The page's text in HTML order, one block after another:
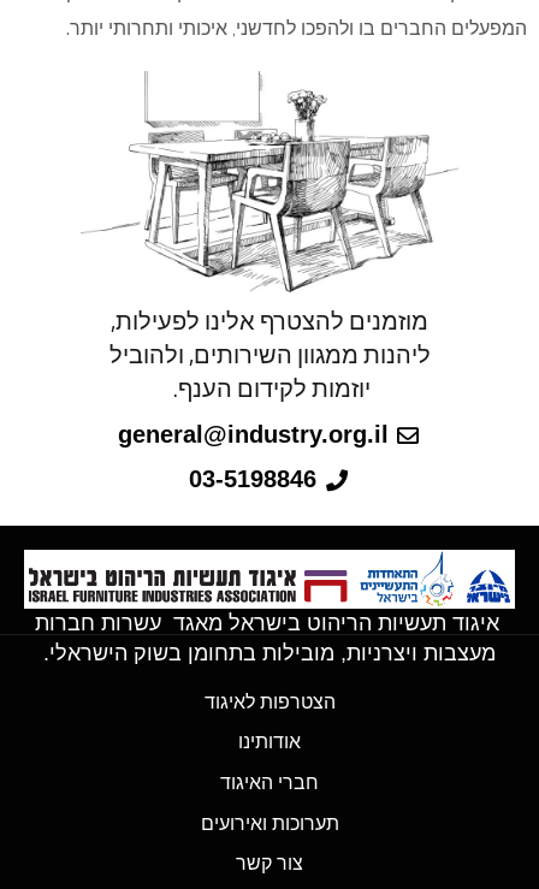
המפעלים החברים בו ולהפכו לחדשני, איכותי ותחרותי יותר.
מוזמנים להצטרף אלינו לפעילות,
ליהנות ממגוון השירותים, ולהוביל
יוזמות לקידום הענף.
general@industry.org.il
03-5198846
צור קשר
איגוד תעשיות הריהוט בישראל מאגד עשרות חברות
מעצבות ויצרניות, מובילות בתחומן בשוק הישראלי.
הצטרפות לאיגוד
אודותינו
חברי האיגוד
תערוכות ואירועים